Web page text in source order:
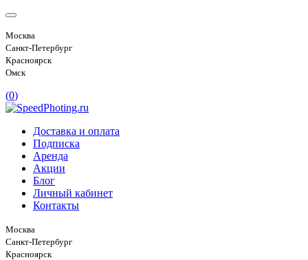
Москва
Санкт-Петербург
Красноярск
Омск
(0)
Доставка и оплата
Подписка
Аренда
Акции
Блог
Личный кабинет
Контакты
Москва
Санкт-Петербург
Красноярск